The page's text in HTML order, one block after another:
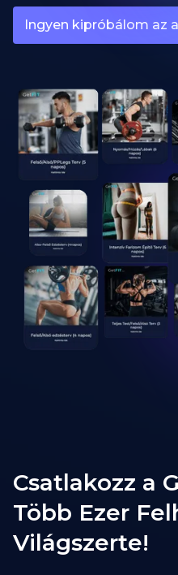
Ingyen kipróbálom az
Csatlakozz a
Több Ezer
Világszerte!